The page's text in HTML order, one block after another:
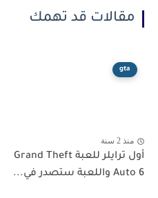
مقالات قد تهمك
gta
منذ 2 سنة
أول ترايلر للعبة Grand Theft
Auto 6 واللعبة ستصدر في...